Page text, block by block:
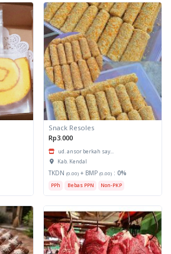
Snack Resoles
Rp3.000
ud. ansor berkah say...
Kab. Kendal
TKDN (0.00) + BMP (0.00) : 0%
PPh Bebas PPN Non-PKP